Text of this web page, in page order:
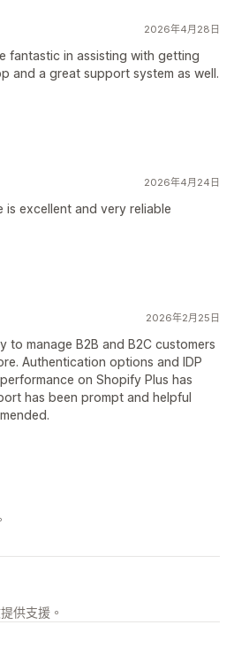
2026年4月28日
fantastic in assisting with getting
and a great support system as well.
2026年4月24日
excellent and very reliable
2026年2月25日
to manage B2B and B2C customers
Authentication options and IDP
on Shopify Plus has
has been prompt and helpful
供支援。